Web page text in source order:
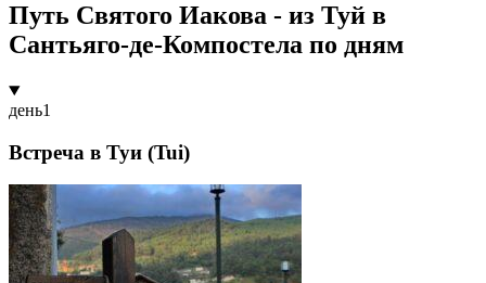
Путь Святого Иакова - из Туй в
Сантьяго-де-Компостела по дням
день1
Встреча в Туи (Tui)